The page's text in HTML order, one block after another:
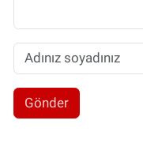
Gönder